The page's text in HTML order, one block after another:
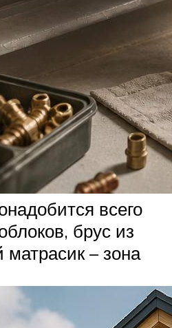
всего
брус из
матрасик – зона